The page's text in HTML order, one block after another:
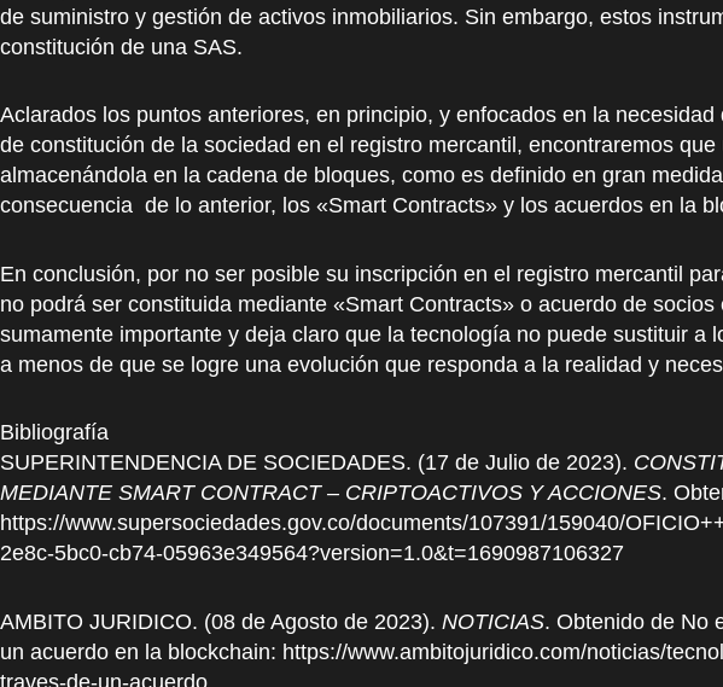
de suministro y gestión de activos inmobiliarios. Sin embargo, estos
constitución de una SAS.
Aclarados los puntos anteriores, en principio, y enfocados en la
de constitución de la sociedad en el registro mercantil, encontraremos
almacenándola en la cadena de bloques, como es definido en gran
consecuencia de lo anterior, los «Smart Contracts» y los acuerdos en la
En conclusión, por no ser posible su inscripción en el registro mercantil
no podrá ser constituida mediante «Smart Contracts» o acuerdo de
sumamente importante y deja claro que la tecnología no puede sustituir
a menos de que se logre una evolución que responda a la realidad y
Bibliografía
SUPERINTENDENCIA DE SOCIEDADES. (17 de Julio de 2023).
MEDIANTE SMART CONTRACT – CRIPTOACTIVOS Y ACCIONES.
https://www.supersociedades.gov.co/documents/107391/159040/
2e8c-5bc0-cb74-05963e349564?version=1.0&t=1690987106327
AMBITO JURIDICO. (08 de Agosto de 2023). NOTICIAS. Obtenido de No
un acuerdo en la blockchain: https://www.ambitojuridico.com/noticias/
traves-de-un-acuerdo